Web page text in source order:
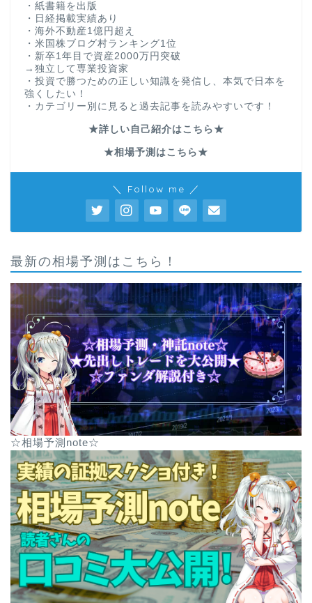
・紙書籍を出版
・日経掲載実績あり
・海外不動産1億円超え
・米国株ブログ村ランキング1位
・新卒1年目で資産2000万円突破
→独立して専業投資家
・投資で勝つための正しい知識を発信し、本気で日本を
強くしたい！
・カテゴリー別に見ると過去記事を読みやすいです！
★詳しい自己紹介はこちら★
★相場予測はこちら★
＼ Follow me ／
最新の相場予測はこちら！
☆相場予測note☆